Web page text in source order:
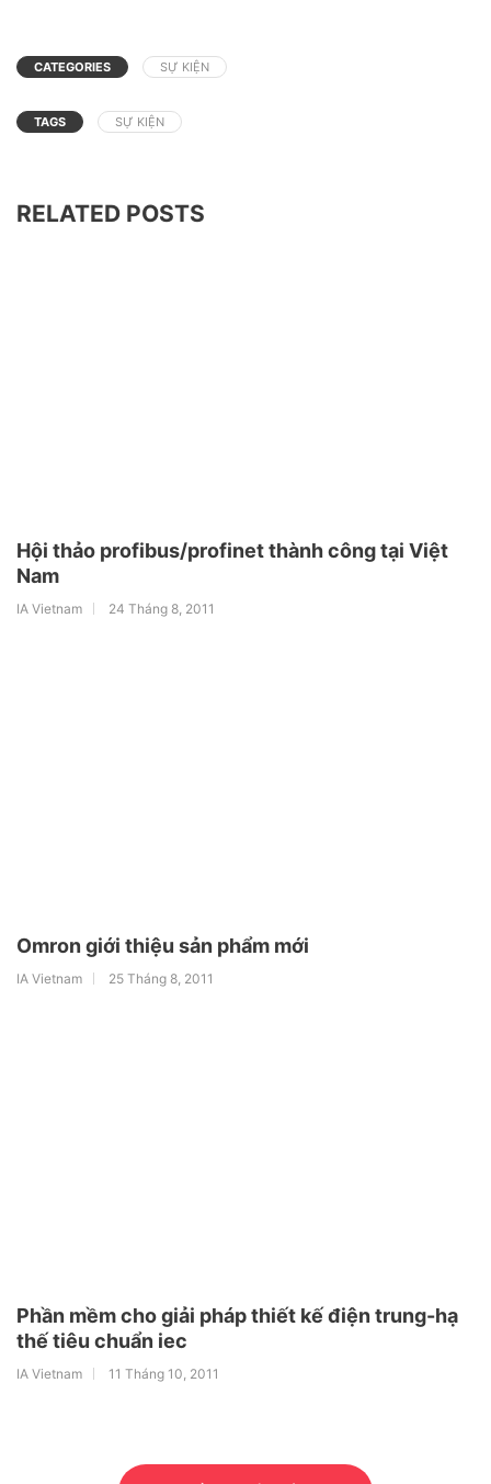
CATEGORIES SỰ KIỆN
TAGS SỰ KIỆN
RELATED POSTS
Hội thảo profibus/profinet thành công tại Việt
Nam
IA Vietnam 24 Tháng 8, 2011
Omron giới thiệu sản phẩm mới
IA Vietnam 25 Tháng 8, 2011
Phần mềm cho giải pháp thiết kế điện trung-hạ
thế tiêu chuẩn iec
IA Vietnam 11 Tháng 10, 2011